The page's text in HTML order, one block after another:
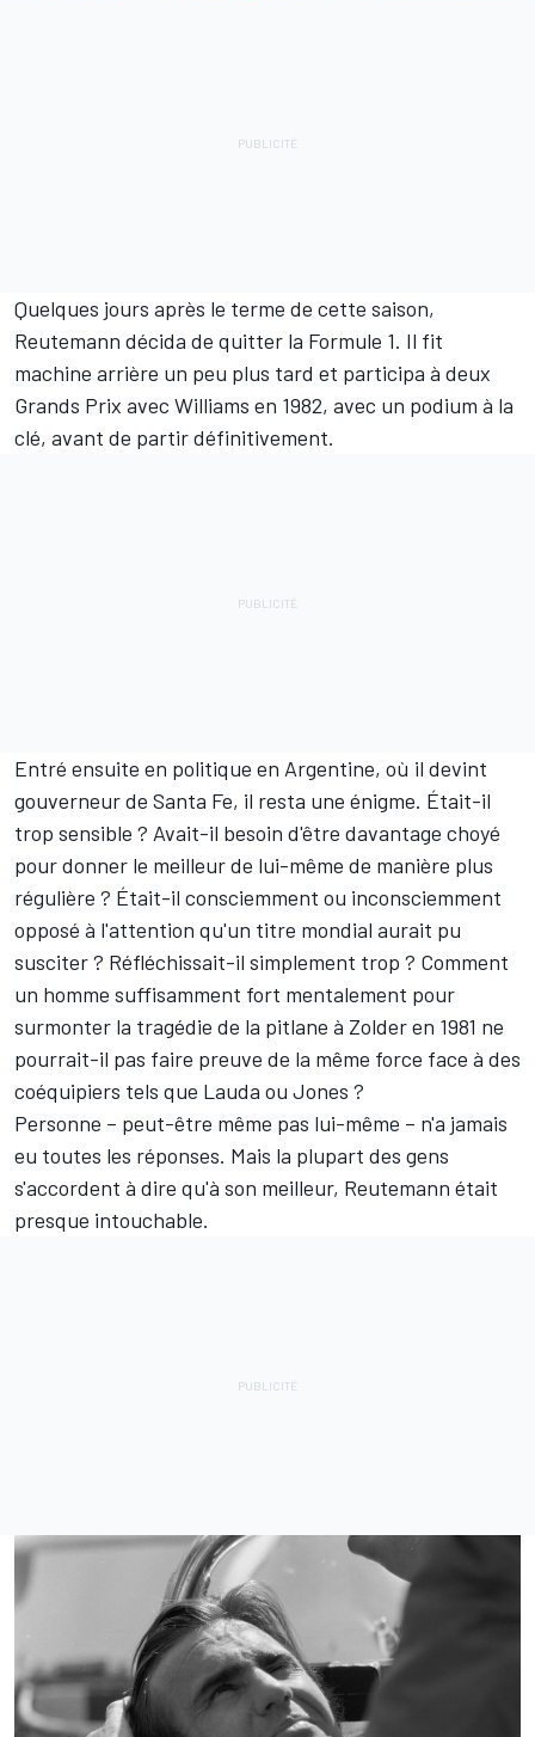
Quelques jours après le terme de cette saison,
Reutemann décida de quitter la Formule 1. Il fit
machine arrière un peu plus tard et participa à deux
Grands Prix avec Williams en 1982, avec un podium à la
clé, avant de partir définitivement.
Entré ensuite en politique en Argentine, où il devint
gouverneur de Santa Fe, il resta une énigme. Était-il
trop sensible ? Avait-il besoin d'être davantage choyé
pour donner le meilleur de lui-même de manière plus
régulière ? Était-il consciemment ou inconsciemment
opposé à l'attention qu'un titre mondial aurait pu
susciter ? Réfléchissait-il simplement trop ? Comment
un homme suffisamment fort mentalement pour
surmonter la tragédie de la pitlane à Zolder en 1981 ne
pourrait-il pas faire preuve de la même force face à des
coéquipiers tels que Lauda ou Jones ?
Personne – peut-être même pas lui-même – n'a jamais
eu toutes les réponses. Mais la plupart des gens
s'accordent à dire qu'à son meilleur, Reutemann était
presque intouchable.